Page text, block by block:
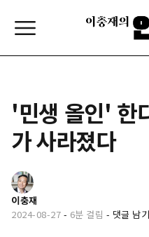
'민생 올인' 한
가 사라졌다
이충재
2024-08-27 - 6분 걸림 - 댓글 남